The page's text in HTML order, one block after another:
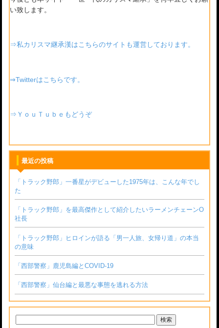
い致します。
⇒私カリスマ継承漢はこちらのサイトも運営しております。
⇒Twitterはこちらです。
⇒ＹｏｕＴｕｂｅもどうぞ
最近の投稿
「トラック野郎」一番星がデビューした1975年は、こんな年でし
た
「トラック野郎」を最高傑作として紹介したいラーメンチェーンО
社長
「トラック野郎」ヒロインが語る「男一人旅、女帰り道」の本当
の意味
「西部警察」鹿児島編とCOVID-19
「西部警察」仙台編と最悪な事態を逃れる方法